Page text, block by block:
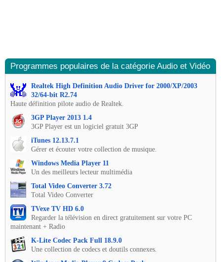
Programmes populaires de la catégorie Audio et Vidéo
Realtek High Definition Audio Driver for 2000/XP/2003
32/64-bit R2.74
Haute définition pilote audio de Realtek.
3GP Player 2013 1.4
3GP Player est un logiciel gratuit 3GP
iTunes 12.13.7.1
Gérer et écouter votre collection de musique.
Windows Media Player 11
Un des meilleurs lecteur multimédia
Total Video Converter 3.72
Total Video Converter
TVexe TV HD 6.0
Regarder la télévision en direct gratuitement sur votre PC
maintenant + Radio
K-Lite Codec Pack Full 18.9.0
Une collection de codecs et doutils connexes.